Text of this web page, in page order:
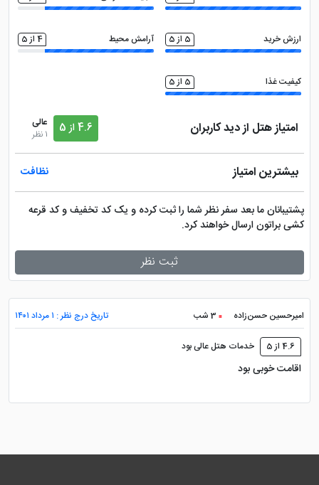
ارزش خرید 5 از 5 آرامش محیط 4 از 5
کیفیت غذا 5 از 5
امتیاز هتل از دید کاربران 4.6 از 5
عالی
1 نظر
بیشترین امتیاز نظافت
پشتیبانان ما بعد سفر نظر شما را ثبت کرده و یک کد تخفیف و کد قرعه
کشی براتون ارسال خواهند کرد.
ثبت نظر
امیرحسین حسن‌زاده 3 شب تاریخ درج نظر : ۱ مرداد ۱۴۰۱
4.6 از 5 خدمات هتل عالی بود
اقامت خوبی بود